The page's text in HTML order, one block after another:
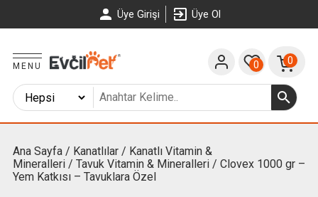
Üye Girişi Üye Ol
MENU 0 0
Ana Sayfa/ Kanatlılar/ Kanatlı Vitamin &
Mineralleri/ Tavuk Vitamin & Mineralleri/ Clovex 1000 gr –
Yem Katkısı – Tavuklara Özel